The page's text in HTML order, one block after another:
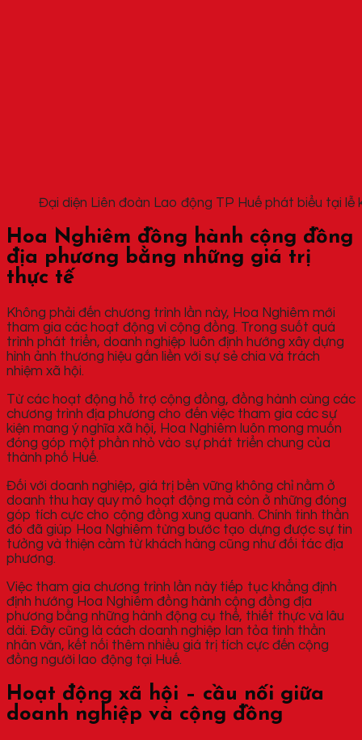
Đại diện Liên đoàn Lao động TP Huế phát biểu tại
Hoa Nghiêm đồng hành cộng đồng
địa phương bằng những giá trị
thực tế
Không phải đến chương trình lần này, Hoa Nghiêm mới
tham gia các hoạt động vì cộng đồng. Trong suốt quá
trình phát triển, doanh nghiệp luôn định hướng xây dựng
hình ảnh thương hiệu gắn liền với sự sẻ chia và trách
nhiệm xã hội.
Từ các hoạt động hỗ trợ cộng đồng, đồng hành cùng các
chương trình địa phương cho đến việc tham gia các sự
kiện mang ý nghĩa xã hội, Hoa Nghiêm luôn mong muốn
đóng góp một phần nhỏ vào sự phát triển chung của
thành phố Huế.
Đối với doanh nghiệp, giá trị bền vững không chỉ nằm ở
doanh thu hay quy mô hoạt động mà còn ở những đóng
góp tích cực cho cộng đồng xung quanh. Chính tinh thần
đó đã giúp Hoa Nghiêm từng bước tạo dựng được sự tin
tưởng và thiện cảm từ khách hàng cũng như đối tác địa
phương.
Việc tham gia chương trình lần này tiếp tục khẳng định
định hướng Hoa Nghiêm đồng hành cộng đồng địa
phương bằng những hành động cụ thể, thiết thực và lâu
dài. Đây cũng là cách doanh nghiệp lan tỏa tinh thần
nhân văn, kết nối thêm nhiều giá trị tích cực đến cộng
đồng người lao động tại Huế.
Hoạt động xã hội – cầu nối giữa
doanh nghiệp và cộng đồng